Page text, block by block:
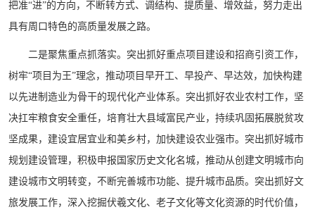
把准“进”的方向，不断转方式、调结构、提质量、增效益，努力走出
具有周口特色的高质量发展之路。
二是聚焦重点抓落实。突出抓好重点项目建设和招商引资工作，
树牢“项目为王”理念，推动项目早开工、早投产、早达效，加快构建
以先进制造业为骨干的现代化产业体系。突出抓好农业农村工作，坚
决扛牢粮食安全重任，培育壮大县域富民产业，持续巩固拓展脱贫攻
坚成果，建设宜居宜业和美乡村，加快建设农业强市。突出抓好城市
规划建设管理，积极申报国家历史文化名城，推动从创建文明城市向
建设城市文明转变，不断完善城市功能、提升城市品质。突出抓好文
旅发展工作，深入挖掘伏羲文化、老子文化等文化资源的时代价值，